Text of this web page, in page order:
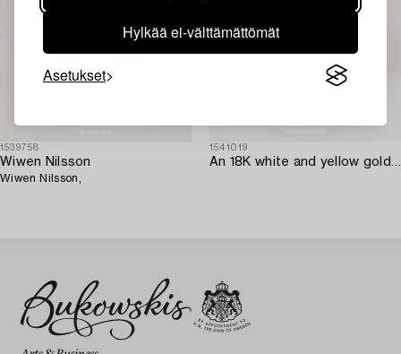
Hylkää ei-välttämättömät
Asetukset
1539758
Wiwen Nilsson
Wiwen Nilsson,
1541019
An 18K white and yellow gold "Stretch" necklace by Chimento Vicenza Italy.